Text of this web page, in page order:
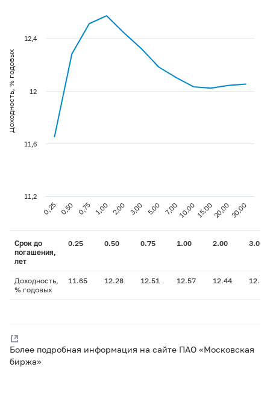
Доходность, % годовых
0,25 0,50 0,75 1,00 2,00 3,00 5,00 7,0010,0015,0020,0030,00
11,2
11,6
12
12,4
Срок до
погашения,
лет
0.25 0.50 0.75 1.00 2.00 3.00
Доходность,
% годовых
11.65 12.28 12.51 12.57 12.44 12.32
Более подробная информация на сайте ПАО «Московская
биржа»